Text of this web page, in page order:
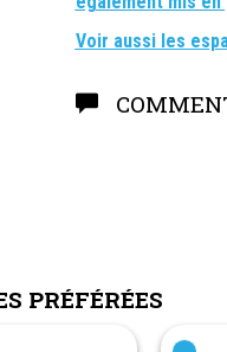
Voir aussi les
PRÉFÉRÉES